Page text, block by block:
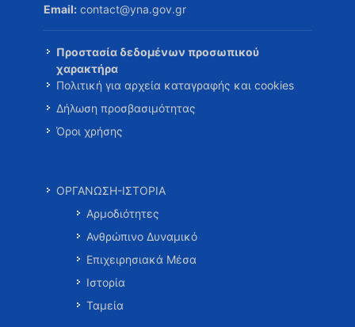
Email: contact@yna.gov.gr
Προστασία δεδομένων προσωπικού
χαρακτήρα
Πολιτική για αρχεία καταγραφής και cookies
Δήλωση προσβασιμότητας
Όροι χρήσης
ΟΡΓΑΝΩΣΗ-ΙΣΤΟΡΙΑ
Αρμοδιότητες
Ανθρώπινο Δυναμικό
Επιχειρησιακά Μέσα
Ιστορία
Ταμεία